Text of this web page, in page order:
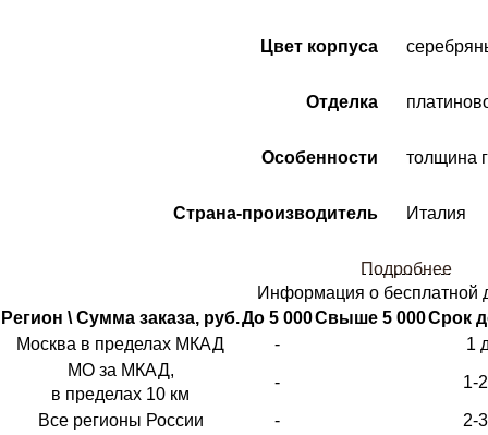
Цвет корпуса
Отделка
Особенности толщина
Страна-производитель Италия
Подробнее
Информация о бесплатной
Регион \ Сумма заказа, руб.До 5 000Свыше 5 000Срок
Москва в пределах МКАД
-
1
МО за МКАД,
в пределах 10 км
- 1-
Все регионы России -
2-